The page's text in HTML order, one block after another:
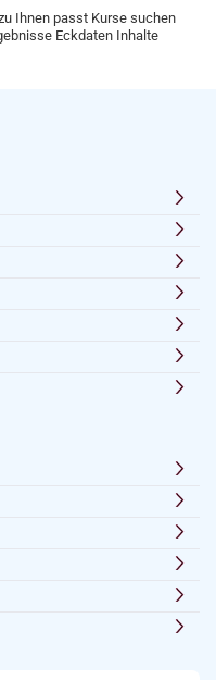
Ihnen passt Kurse suchen
Eckdaten Inhalte